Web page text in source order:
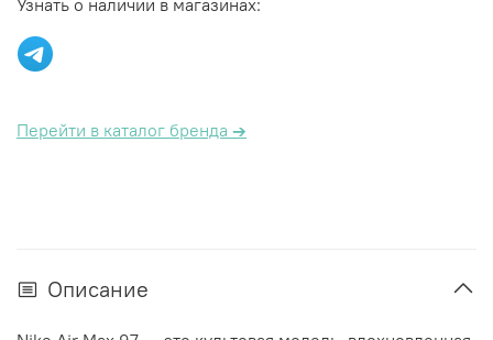
Узнать о наличии в магазинах:
Перейти в каталог бренда →
Описание